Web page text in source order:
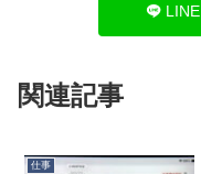
LINE
関連記事
仕事